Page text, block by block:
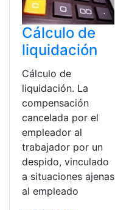
Cálculo de
liquidación
Cálculo de
liquidación. La
compensación
cancelada por el
empleador al
trabajador por un
despido, vinculado
a situaciones ajenas
al empleado